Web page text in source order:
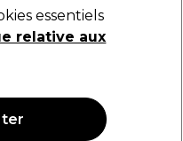
essentiels
relative aux